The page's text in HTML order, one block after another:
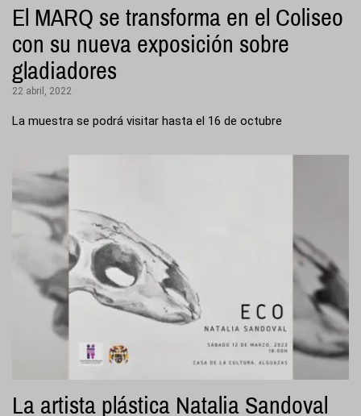
El MARQ se transforma en el Coliseo
con su nueva exposición sobre
gladiadores
22 abril, 2022
La muestra se podrá visitar hasta el 16 de octubre
La artista plástica Natalia Sandoval